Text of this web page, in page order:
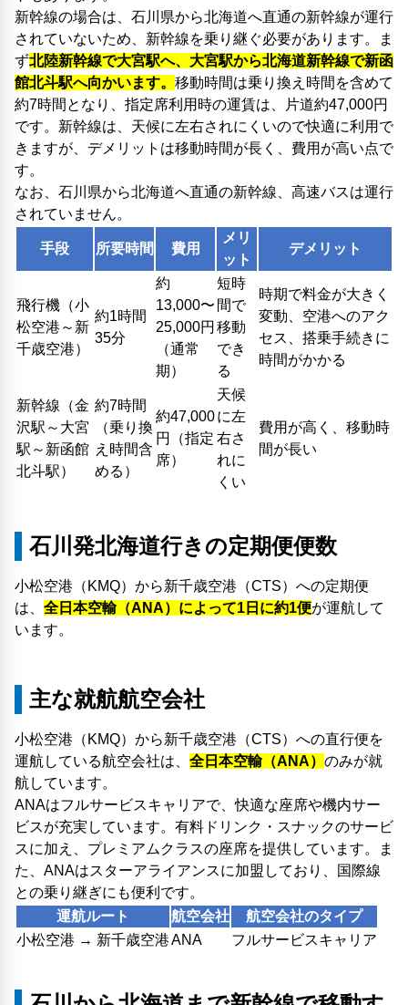
新幹線の場合は、石川県から北海道へ直通の新幹線が運行
されていないため、新幹線を乗り継ぐ必要があります。ま
ず北陸新幹線で大宮駅へ、大宮駅から北海道新幹線で新函
館北斗駅へ向かいます。 移動時間は乗り換え時間を含めて
約7時間となり、指定席利用時の運賃は、片道約47,000円
です。新幹線は、天候に左右されにくいので快適に利用で
きますが、デメリットは移動時間が長く、費用が高い点で
す。
なお、石川県から北海道へ直通の新幹線、高速バスは運行
されていません。
手段 所要時間 費用
メリ
ット
デメリット
飛行機（小
松空港～新
千歳空港）
約1時間
35分
約
13,000〜
25,000円
（通常
期）
短時
間で
移動
でき
る
時期で料金が大きく
変動、空港へのアク
セス、搭乗手続きに
時間がかかる
新幹線（金
沢駅～大宮
駅～新函館
北斗駅）
約7時間
（乗り換
え時間含
める）
約47,000
円（指定
席）
天候
に左
右さ
れに
くい
費用が高く、移動時
間が長い
石川発北海道行きの定期便便数
小松空港（KMQ）から新千歳空港（CTS）への定期便
は、 全日本空輸（ANA）によって1日に約1便が運航して
います。
主な就航航空会社
小松空港（KMQ）から新千歳空港（CTS）への直行便を
運航している航空会社は、 全日本空輸（ANA） のみが就
航しています。
ANAはフルサービスキャリアで、快適な座席や機内サー
ビスが充実しています。有料ドリンク・スナックのサービ
スに加え、プレミアムクラスの座席を提供しています。ま
た、ANAはスターアライアンスに加盟しており、国際線
との乗り継ぎにも便利です。
運航ルート
航空会社
航空会社のタイプ
小松空港 → 新千歳空港ANA フルサービスキャリア